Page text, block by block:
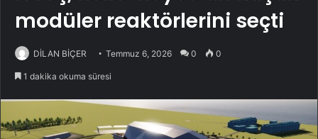
modüler reaktörlerini seçti
DİLAN BİÇER Temmuz 6, 2026 0 0
1 dakika okuma süresi